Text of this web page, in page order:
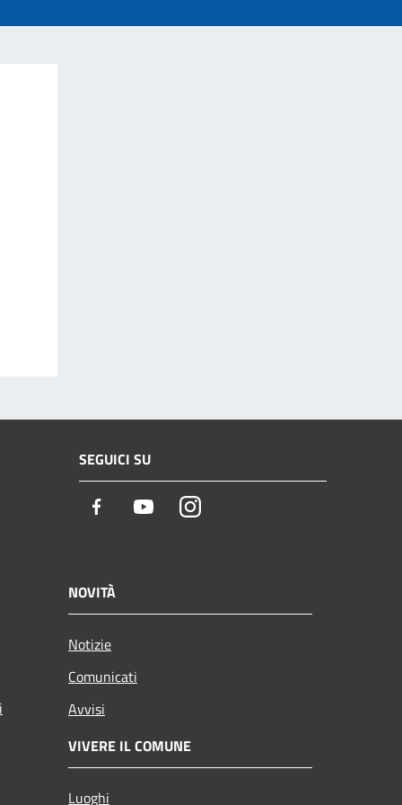
SEGUICI SU
Facebook YoutubeInstagram
NOVITÀ
Notizie
Comunicati
Avvisi
VIVERE IL COMUNE
Luoghi